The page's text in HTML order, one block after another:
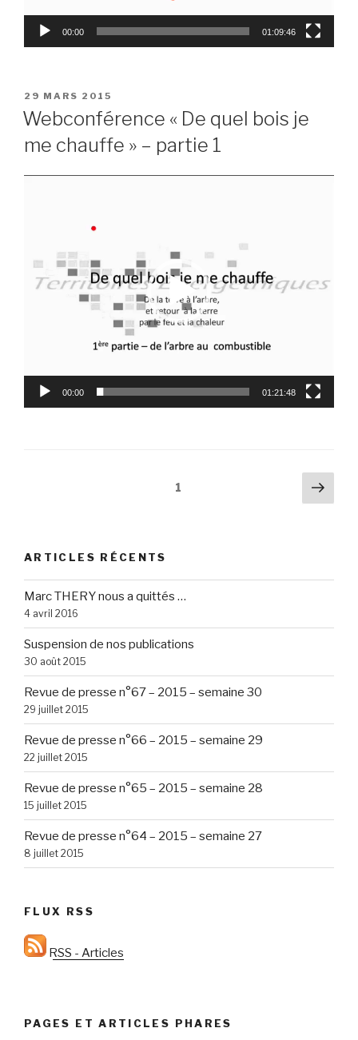
00:00 01:09:46
PUBLIÉ
LE
29 MARS 2015
Webconférence « De quel bois je
me chauffe » – partie 1
00:00 01:21:48
1
ARTICLES RÉCENTS
Marc THERY nous a quittés …
4 avril 2016
Suspension de nos publications
30 août 2015
Revue de presse n°67 – 2015 – semaine 30
29 juillet 2015
Revue de presse n°66 – 2015 – semaine 29
22 juillet 2015
Revue de presse n°65 – 2015 – semaine 28
15 juillet 2015
Revue de presse n°64 – 2015 – semaine 27
8 juillet 2015
FLUX RSS
RSS - Articles
PAGES ET ARTICLES PHARES